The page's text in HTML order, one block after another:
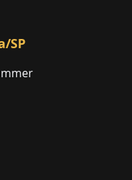
SP